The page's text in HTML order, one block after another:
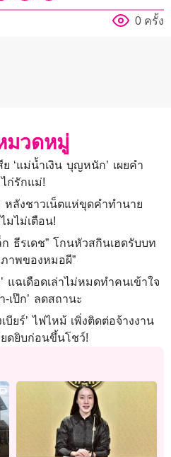
0 ครั้ง
มวดหมู่
ย ‘แม่น้ำเงิน บุญหนัก’ เผยคำ
ก่รักแม่!
หลังชาวเน็ตแห่ขุดคำทำนาย
มไม่เตือน!
ก ธีรเดช” โกนหัวสกินเฮดรับบท
าพของหมอผี”
แฉเดือดเล่าไม่หมดทำคนเข้าใจ
เป๊ก’ ลดสถานะ
บียร์’ ไฟไหม้ เพิ่งติดต่อจ้างงาน
ดยิบก่อนขึ้นโชว์!